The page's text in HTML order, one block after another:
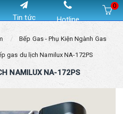
Tin tức Hotline
0
Bếp Gas - Phụ Kiện Ngành Gas
gas du lịch Namilux NA-172PS
NAMILUX NA-172PS